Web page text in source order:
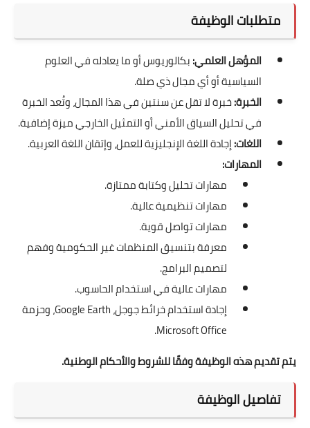
متطلبات الوظيفة
المؤهل العلمي:بكالوريوس أو ما يعادله في العلوم
السياسية أو أي مجال ذي صلة.
الخبرة:خبرة لا تقل عن سنتين في هذا المجال، وتُعد الخبرة
في تحليل السياق الأمني أو التمثيل الخارجي ميزة إضافية.
اللغات:إجادة اللغة الإنجليزية للعمل، وإتقان اللغة العربية.
المهارات:
مهارات تحليل وكتابة ممتازة.
مهارات تنظيمية عالية.
مهارات تواصل قوية.
معرفة بتنسيق المنظمات غير الحكومية وفهم
لتصميم البرامج.
مهارات عالية في استخدام الحاسوب.
إجادة استخدام خرائط جوجل، Google Earth، وحزمة
Microsoft Office.
يتم تقديم هذه الوظيفة وفقًا للشروط والأحكام الوطنية.
تفاصيل الوظيفة